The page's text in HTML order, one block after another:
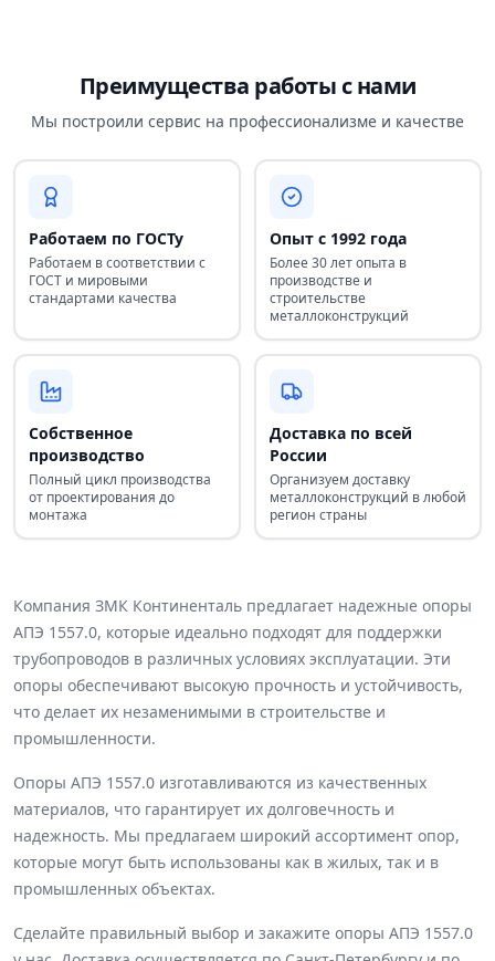
Преимущества работы с нами
Мы построили сервис на профессионализме и качестве
Работаем по ГОСТу
Работаем в соответствии с
ГОСТ и мировыми
стандартами качества
Опыт с 1992 года
Более 30 лет опыта в
производстве и
строительстве
металлоконструкций
Собственное
производство
Полный цикл производства
от проектирования до
монтажа
Доставка по всей
России
Организуем доставку
металлоконструкций в любой
регион страны
Компания ЗМК Континенталь предлагает надежные опоры
АПЭ 1557.0, которые идеально подходят для поддержки
трубопроводов в различных условиях эксплуатации. Эти
опоры обеспечивают высокую прочность и устойчивость,
что делает их незаменимыми в строительстве и
промышленности.
Опоры АПЭ 1557.0 изготавливаются из качественных
материалов, что гарантирует их долговечность и
надежность. Мы предлагаем широкий ассортимент опор,
которые могут быть использованы как в жилых, так и в
промышленных объектах.
Сделайте правильный выбор и закажите опоры АПЭ 1557.0